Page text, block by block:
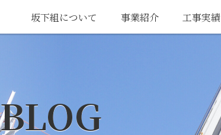
坂下組について 事業紹介 工事実績